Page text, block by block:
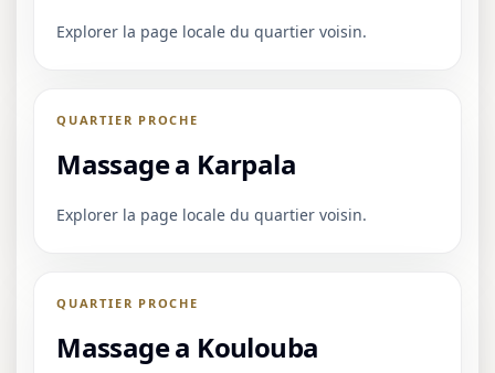
Explorer la page locale du quartier voisin.
QUARTIER PROCHE
Massage a Karpala
Explorer la page locale du quartier voisin.
QUARTIER PROCHE
Massage a Koulouba